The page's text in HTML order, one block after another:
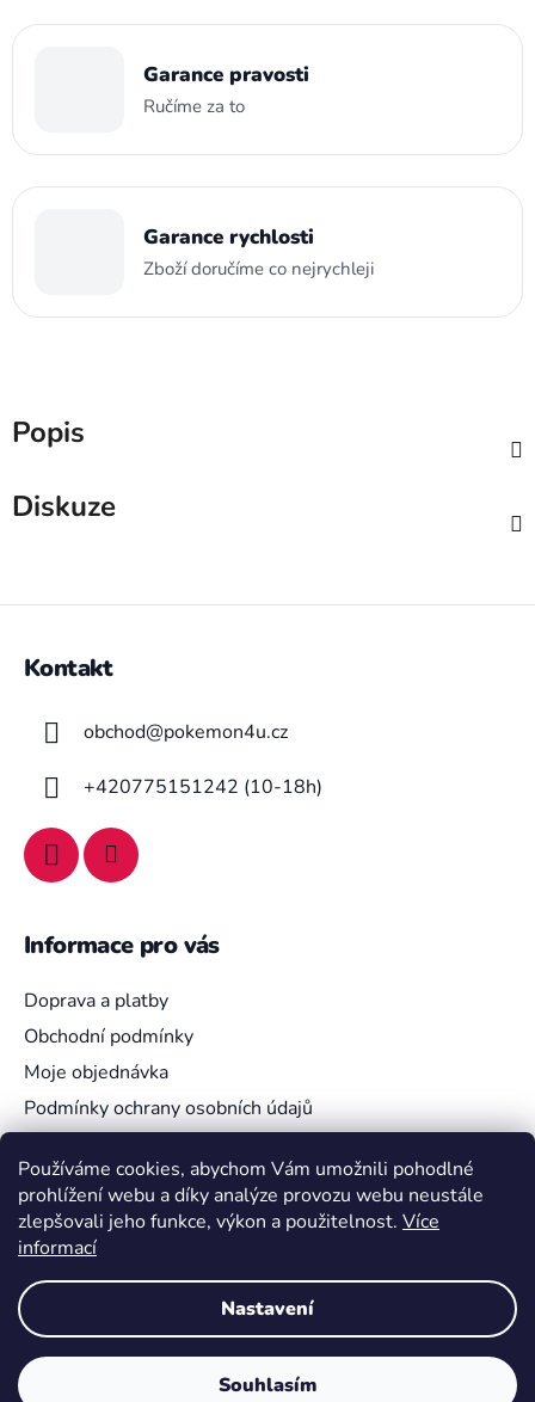
Používáme cookies, abychom Vám umožnili pohodlné
prohlížení webu a díky analýze provozu webu neustále
zlepšovali jeho funkce, výkon a použitelnost. Více
informací
Nastavení
Souhlasím
Garance pravosti
Ručíme za to
Garance rychlosti
Zboží doručíme co nejrychleji
Popis
Diskuze
Kontakt
obchod@pokemon4u.cz
+420775151242 (10-18h)
Informace pro vás
Doprava a platby
Obchodní podmínky
Moje objednávka
Podmínky ochrany osobních údajů
Vyhledávání
HLEDAT
Vytvořil Shoptet